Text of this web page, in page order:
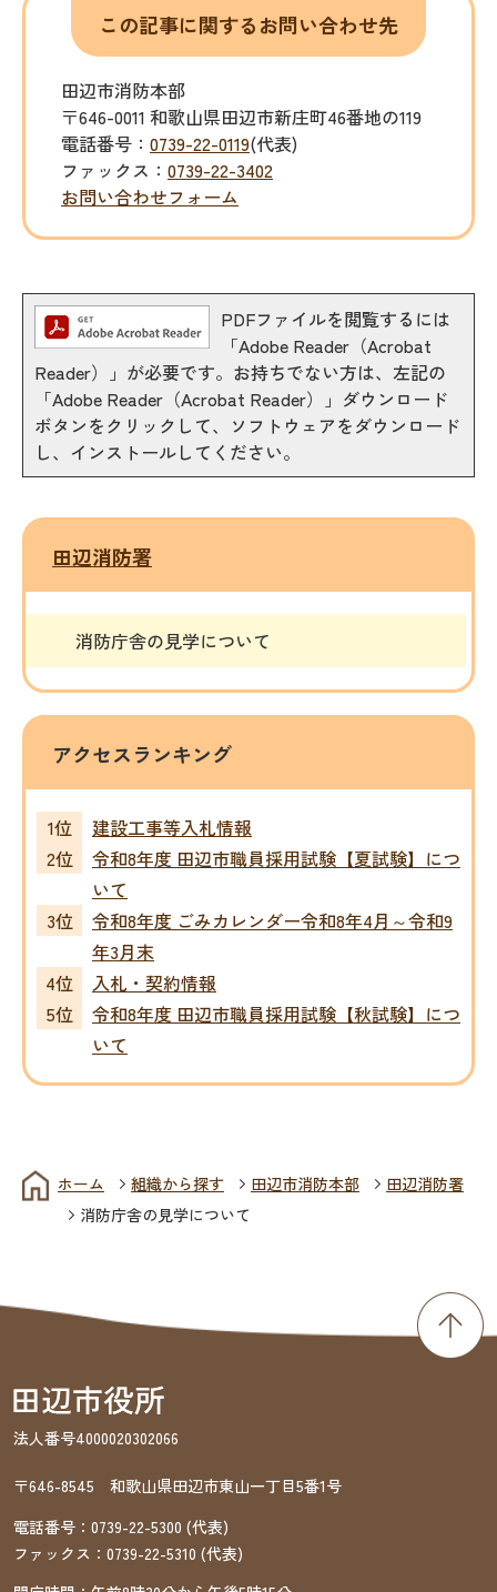
この記事に関するお問い合わせ先
田辺市消防本部
〒646-0011 和歌山県田辺市新庄町46番地の119
電話番号： 0739-22-0119(代表)
ファックス： 0739-22-3402
お問い合わせフォーム
PDFファイルを閲覧するには
「Adobe Reader（Acrobat
Reader）」が必要です。お持ちでない方は、左記の
「Adobe Reader（Acrobat Reader）」ダウンロード
ボタンをクリックして、ソフトウェアをダウンロード
し、インストールしてください。
田辺消防署
消防庁舎の見学について
アクセスランキング
建設工事等入札情報
令和8年度 田辺市職員採用試験【夏試験】につ
いて
令和8年度 ごみカレンダー令和8年4月～令和9
年3月末
入札・契約情報
令和8年度 田辺市職員採用試験【秋試験】につ
いて
ホーム 組織から探す 田辺市消防本部
田辺消防署
消防庁舎の見学について
法人番号4000020302066
〒646-8545 和歌山県田辺市東山一丁目5番1号
電話番号： 0739-22-5300 (代表)
ファックス： 0739-22-5310 (代表)